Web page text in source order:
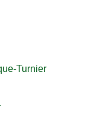
Turnier